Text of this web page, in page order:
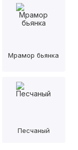
Мрамор бьянка
Песчаный